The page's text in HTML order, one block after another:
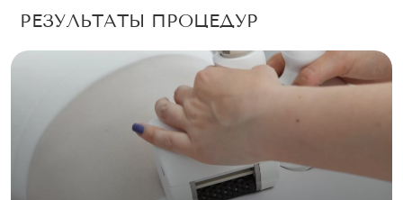
РЕЗУЛЬТАТЫ ПРОЦЕДУР